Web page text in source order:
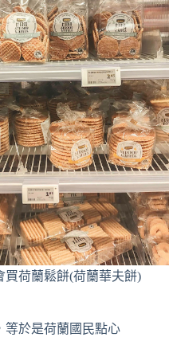
買荷蘭鬆餅(荷蘭華夫餅)
等於是荷蘭國民點心